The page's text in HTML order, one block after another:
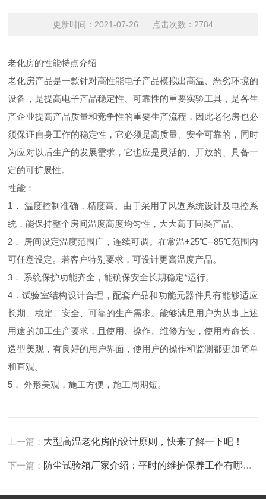
更新时间：2021-07-26 点击次数：2784
老化房的性能特点介绍
老化房产品是一款针对高性能电子产品模拟出高温、恶劣环境的
设备，是提高电子产品稳定性、可靠性的重要实验工具，是各生
产企业提高产品质量和竞争性的重要生产流程，因此老化房也必
须保证自身工作的稳定性，它必须是高质量、安全可靠的，同时
为应对以后生产的发展需求，它也应是灵活的、开放的、具备一
定的可扩展性。
性能：
1． 温度控制准确，精度高。由于采用了风道系统设计及电控系
统，能保持整个房间温度高度均匀性，大大高于同类产品。
2． 房间设定温度范围广，连续可调。在常温+25℃--85℃范围内
可任意设定。若客户特别要求，可设计更高温度产品。
3． 系统保护功能齐全，能确保安全长期稳定*运行。
4．试验室结构设计合理，配套产品和功能元器件具有能够适应
长期、稳定、安全、可靠的生产需求。能够满足用户为从事上述
用途的加工生产要求，且使用、操作、维修方便，使用寿命长，
造型美观，有良好的用户界面，使用户的操作和监测都更加简单
和直观。
5． 外形美观，施工方便，施工周期短。
上一篇： 大型高温老化房的设计原则，快来了解一下吧！
下一篇： 防尘试验箱厂家介绍：平时的维护保养工作有哪些？